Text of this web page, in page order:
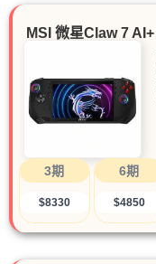
MSI 微星Claw 7
3期
$8330
6期
$4850